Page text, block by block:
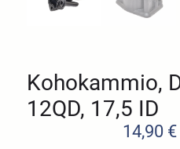
Kohokammio,
12QD, 17,5 ID
14,90 €